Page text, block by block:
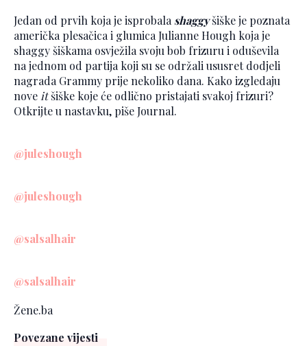
Jedan od prvih koja je isprobala shaggyšiške je poznata
američka plesačica i glumica Julianne Hough koja je
shaggy šiškama osvježila svoju bob frizuru i oduševila
na jednom od partija koji su se održali ususret dodjeli
nagrada Grammy prije nekoliko dana. Kako izgledaju
nove itšiške koje će odlično pristajati svakoj frizuri?
Otkrijte u nastavku, piše Journal.
@juleshough
@juleshough
@salsalhair
@salsalhair
Žene.ba
Povezane vijesti